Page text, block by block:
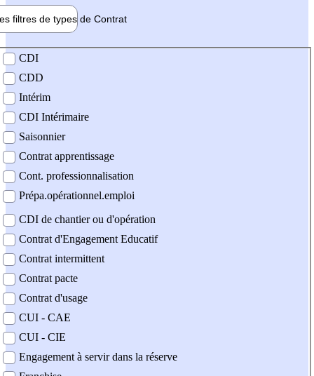
filtres de types de Contrat
contrat
CDI
CDD
Intérim
CDI Intérimaire
Saisonnier
Contrat apprentissage
Cont. professionnalisation
Prépa.opérationnel.emploi
CDI de chantier ou d'opération
Contrat d'Engagement Educatif
Contrat intermittent
Contrat pacte
Contrat d'usage
CUI - CAE
CUI - CIE
Engagement à servir dans la réserve